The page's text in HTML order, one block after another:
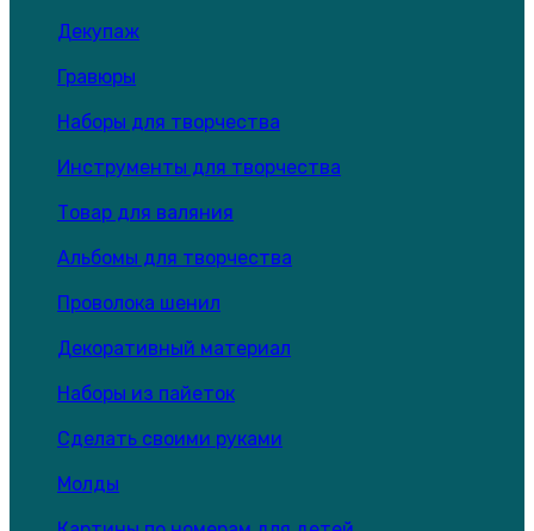
Декупаж
Гравюры
Наборы для творчества
Инструменты для творчества
Товар для валяния
Альбомы для творчества
Проволока шенил
Декоративный материал
Наборы из пайеток
Сделать своими руками
Молды